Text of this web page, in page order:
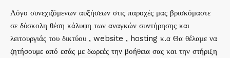
Λόγο συνεχιζόμενων αυξήσεων στις παροχές μας βρισκόμαστε
σε δύσκολη θέση κάλυψη των αναγκών συντήρησης και
λειτουργιάς του δικτύου , website , hosting κ.α Θα θέλαμε να
ζητήσουμε από εσάς με δωρεές την βοήθεια σας και την στήριξη